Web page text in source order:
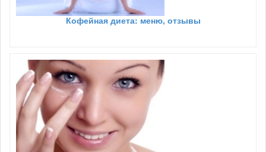
Кофейная диета: меню, отзывы